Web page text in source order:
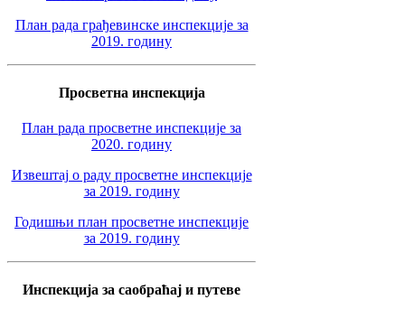
План рада грађевинске инспекције за
2019. годину
Просветна инспекција
План рада просветне инспекције за
2020. годину
Извештај о раду просветне инспекције
за 2019. годину
Годишњи план просветне инспекције
за 2019. годину
Инспекција за саобраћај и путеве